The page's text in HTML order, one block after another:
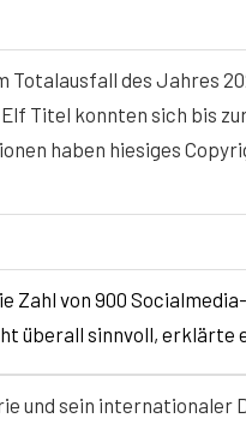
Totalausfall des Jahres
Titel konnten sich bis
haben hiesiges
Zahl von 900
überall sinnvoll, erklärte
und sein internationaler